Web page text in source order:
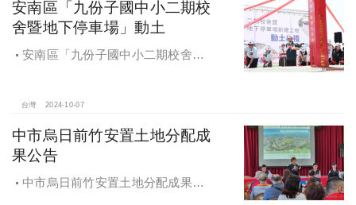
安南區「九份子國中小二期校
舍暨地下停車場」動土
安南區「九份子國中小二期校舍暨
台灣 2024-10-07
中市烏日前竹安置土地分配成
果公告
中市烏日前竹安置土地分配成果公